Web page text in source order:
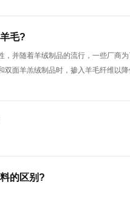
毛?
，并随着羊绒制品的流行，一些厂商
双面羊羔绒制品时，掺入羊毛纤维以
费者来说是无法对羊绒纤维和羊毛进行
监督。
的区别?